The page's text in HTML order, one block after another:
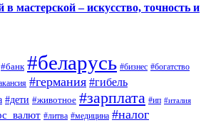
в мастерской – искусство, точность и
#банк #беларусь #бизнес #богатство
#германия #гибель
#дети #животное #зарплата #ип #италия
#литва #медицина #налог